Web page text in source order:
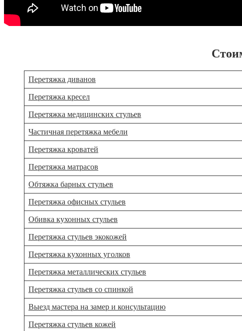
Перетяжка диванов
Перетяжка кресел
Перетяжка медицинских стульев
Частичная перетяжка мебели
Перетяжка кроватей
Перетяжка матрасов
Обтяжка барных стульев
Перетяжка офисных стульев
Обивка кухонных стульев
Перетяжка стульев экокожей
Перетяжка кухонных уголков
Перетяжка металлических стульев
Перетяжка стульев со спинкой
Выезд мастера на замер и консультацию
Перетяжка стульев кожей